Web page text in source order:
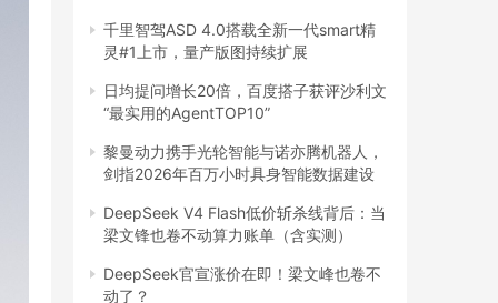
千里智驾ASD 4.0搭载全新一代smart精
灵#1上市，量产版图持续扩展
日均提问增长20倍，百度搭子获评沙利文
“最实用的AgentTOP10”
黎曼动力携手光轮智能与诺亦腾机器人，
剑指2026年百万小时具身智能数据建设
DeepSeek V4 Flash低价斩杀线背后：当
梁文锋也卷不动算力账单（含实测）
DeepSeek官宣涨价在即！梁文峰也卷不
动了？